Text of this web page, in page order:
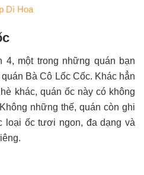
Dì Hoa
4, một trong những quán bạn
Bà Cô Lốc Cốc. Khác hẳn
khác, quán ốc này có không
những thế, quán còn ghi
loại ốc tươi ngon, đa dạng và